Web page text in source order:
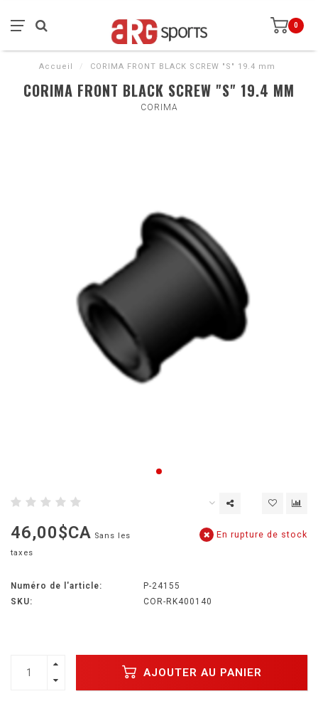
0
Accueil / CORIMA FRONT BLACK SCREW "S" 19.4 mm
CORIMA FRONT BLACK SCREW "S" 19.4 MM
CORIMA
46,00$CA Sans les
taxes
En rupture de stock
Numéro de l'article:
P-24155
SKU:
COR-RK400140
AJOUTER AU PANIER